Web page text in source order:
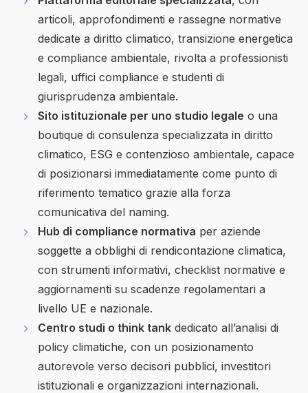
articoli, approfondimenti e rassegne normative
dedicate a diritto climatico, transizione energetica
e compliance ambientale, rivolta a professionisti
legali, uffici compliance e studenti di
giurisprudenza ambientale.
Sito istituzionale per uno studio legale o una
boutique di consulenza specializzata in diritto
climatico, ESG e contenzioso ambientale, capace
di posizionarsi immediatamente come punto di
riferimento tematico grazie alla forza
comunicativa del naming.
Hub di compliance normativa per aziende
soggette a obblighi di rendicontazione climatica,
con strumenti informativi, checklist normative e
aggiornamenti su scadenze regolamentari a
livello UE e nazionale.
Centro studi o think tank dedicato all’analisi di
policy climatiche, con un posizionamento
autorevole verso decisori pubblici, investitori
istituzionali e organizzazioni internazionali.